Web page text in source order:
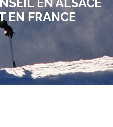
?
EN ALSACE
EN FRANCE